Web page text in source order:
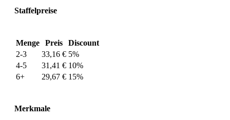
Staffelpreise
Menge Preis
Discount
2-3
33,16 € 5%
4-5
31,41 € 10%
6+
29,67 € 15%
Merkmale